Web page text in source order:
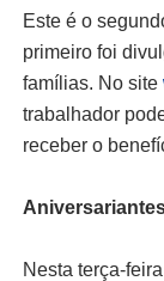
Este é o
primeiro foi
famílias. No site
trabalhador
receber o
Nesta terça-